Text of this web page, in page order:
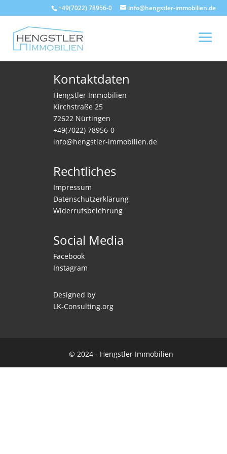
+49(7022) 78956-0 info@hengstler-immobilien.de
Kontaktdaten
Hengstler Immobilien
Kirchstraße 25
72622 Nürtingen
+49(7022) 78956-0
info@hengstler-immobilien.de
Rechtliches
Impressum
Datenschutzerklärung
Widerrufsbelehrung
Social Media
Facebook
Instagram
Designed by
LK-Consulting.org
© 2024 - Hengstler Immobilien